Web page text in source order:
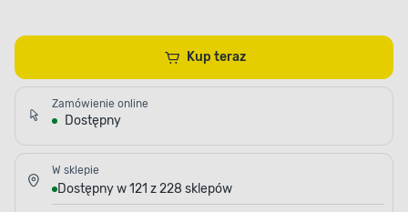
Kup teraz
Zamówienie online
Dostępny
W sklepie
Dostępny w 121 z 228 sklepów